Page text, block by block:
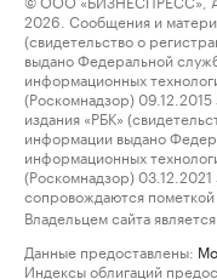
2026. Сообщения и
(свидетельство о
выдано Федеральной
информационных
(Роскомнадзор)
издания «РБК»
информации выдано
информационных
(Роскомнадзор)
сопровождаются пометкой
Владельцем сайта
Данные предоставлены:
Индексы облигаций